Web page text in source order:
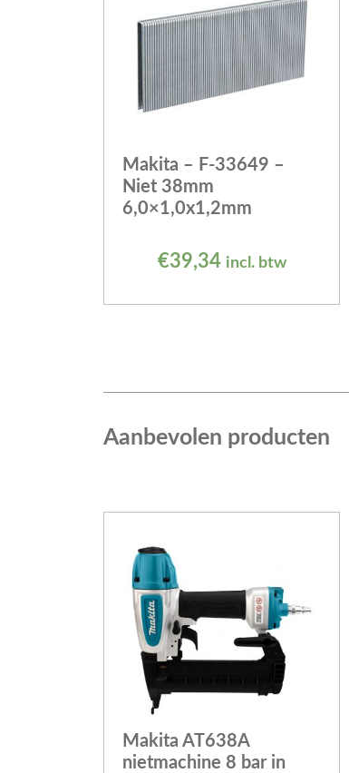
Makita – F-33649 –
Niet 38mm
6,0×1,0x1,2mm
€39,34 incl. btw
Aanbevolen producten
Makita AT638A
nietmachine 8 bar in